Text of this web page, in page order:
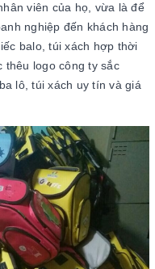
viên của họ, vừa là để
nghiệp đến khách hàng
balo, túi xách hợp thời
thêu logo công ty sắc
lô, túi xách uy tín và giá